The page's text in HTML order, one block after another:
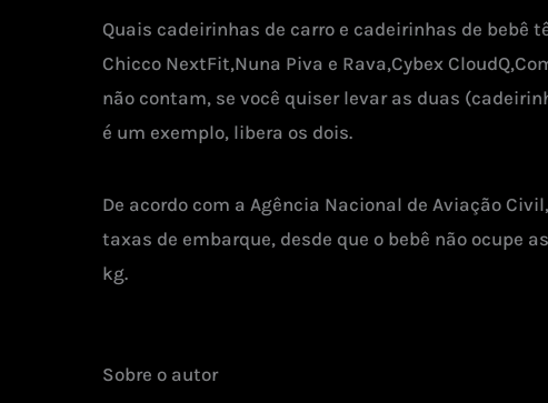
Quais cadeirinhas de carro e cadeirinhas de bebê
Chicco NextFit,Nuna Piva e Rava,Cybex
não contam, se você quiser levar as duas
é um exemplo, libera os dois.
De acordo com a Agência Nacional de Aviação
taxas de embarque, desde que o bebê não ocupe
kg.
Sobre o autor